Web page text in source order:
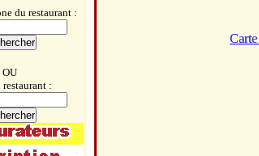
du restaurant :
OU
: